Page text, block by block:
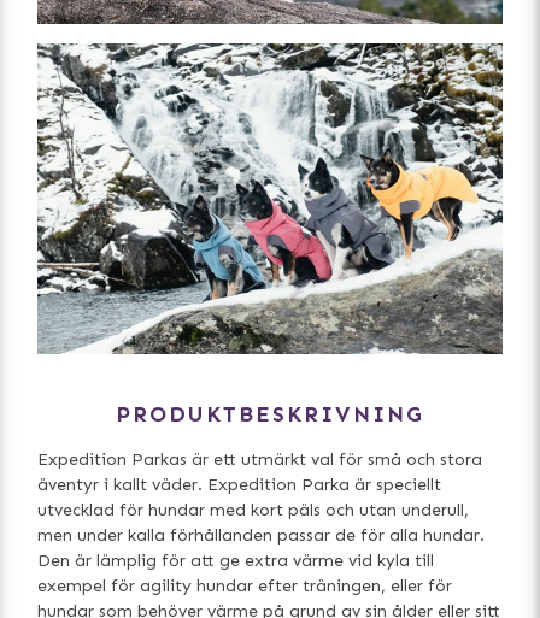
PRODUKTBESKRIVNING
Expedition Parkas är ett utmärkt val för små och stora
äventyr i kallt väder. Expedition Parka är speciellt
utvecklad för hundar med kort päls och utan underull,
men under kalla förhållanden passar de för alla hundar.
Den är lämplig för att ge extra värme vid kyla till
exempel för agility hundar efter träningen, eller för
hundar som behöver värme på grund av sin ålder eller sitt